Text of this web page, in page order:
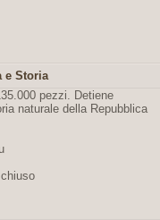
e Storia
pezzi. Detiene
naturale della Repubblica